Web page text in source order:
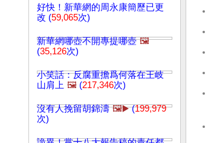
好快！新華網的周永康簡歷已更
改 (59,065次)
新華網哪壺不開專提哪壺 🖼️
(35,126次)
小笑話：反腐重擔爲何落在王岐
山肩上 🖼️ (217,346次)
沒有人挽留胡錦濤 🖼️▶️(199,979
次)